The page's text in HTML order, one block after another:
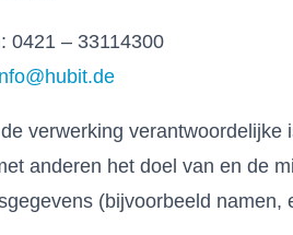
0421 – 33114300
verwerking
anderen het doel van en de
(bijvoorbeeld namen,